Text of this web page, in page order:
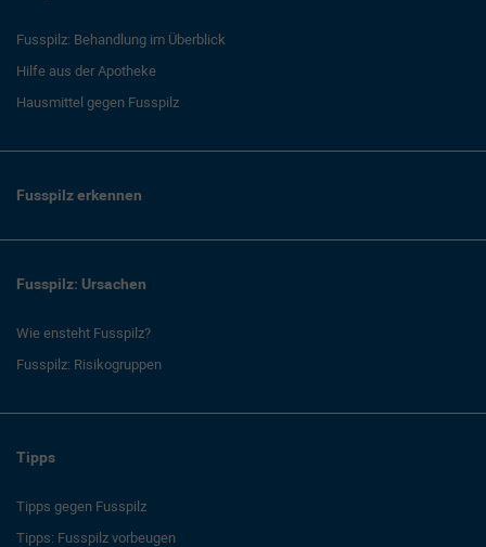
Fusspilz: Behandlung im Überblick
Hilfe aus der Apotheke
Hausmittel gegen Fusspilz
Fusspilz erkennen
Fusspilz: Ursachen
Wie ensteht Fusspilz?
Fusspilz: Risikogruppen
Tipps
Tipps gegen Fusspilz
Tipps: Fusspilz vorbeugen